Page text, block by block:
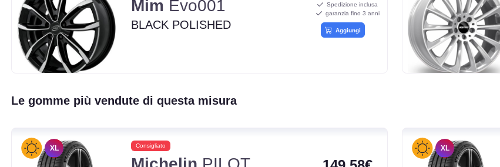
Mim Evo001
BLACK POLISHED
Spedizione inclusa
garanzia fino 3 anni
Aggiungi
Le gomme più vendute di questa misura
XL Consigliato XL